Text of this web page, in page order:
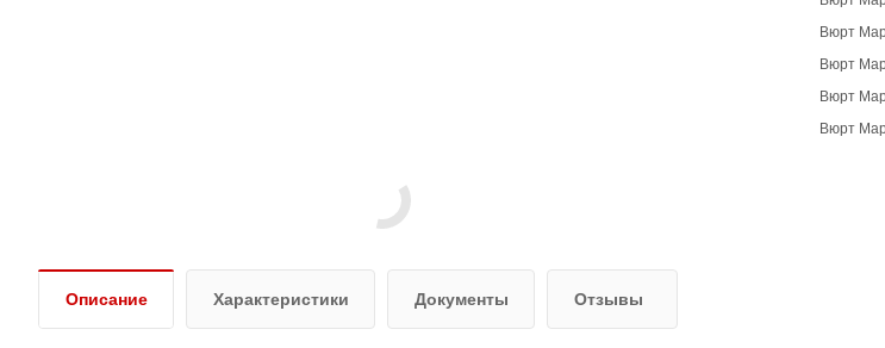
Вюрт
Вюрт
Вюрт
Вюрт
Описание Характеристики Документы Отзывы